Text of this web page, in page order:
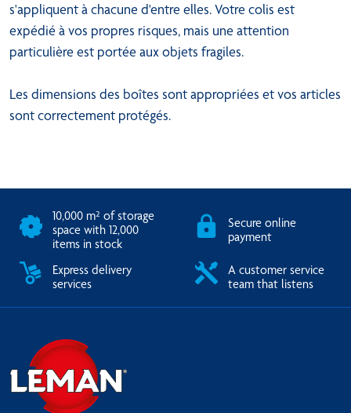
s'appliquent à chacune d'entre elles. Votre colis est
expédié à vos propres risques, mais une attention
particulière est portée aux objets fragiles.
Les dimensions des boîtes sont appropriées et vos articles
sont correctement protégés.
10,000 m² of storage
space with 12,000
items in stock
Secure online
payment
Express delivery
services
A customer service
team that listens